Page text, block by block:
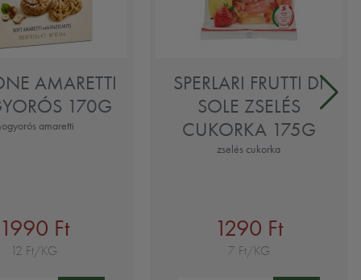
AMARETTI
170G
amaretti
Ft
12 Ft/KG
SPERLARI FRUTTI DI
SOLE ZSELÉS
CUKORKA 175G
zselés cukorka
1290 Ft
7 Ft/KG